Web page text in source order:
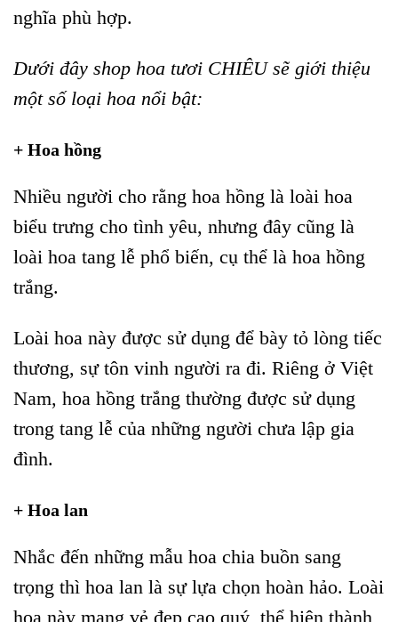
nghĩa phù hợp.
Dưới đây shop hoa tươi CHIÊU sẽ giới thiệu
một số loại hoa nổi bật:
+ Hoa hồng
Nhiều người cho rằng hoa hồng là loài hoa
biểu trưng cho tình yêu, nhưng đây cũng là
loài hoa tang lễ phổ biến, cụ thể là hoa hồng
trắng.
Loài hoa này được sử dụng để bày tỏ lòng tiếc
thương, sự tôn vinh người ra đi. Riêng ở Việt
Nam, hoa hồng trắng thường được sử dụng
trong tang lễ của những người chưa lập gia
đình.
+ Hoa lan
Nhắc đến những mẫu hoa chia buồn sang
trọng thì hoa lan là sự lựa chọn hoàn hảo. Loài
hoa này mang vẻ đẹp cao quý, thể hiện thành